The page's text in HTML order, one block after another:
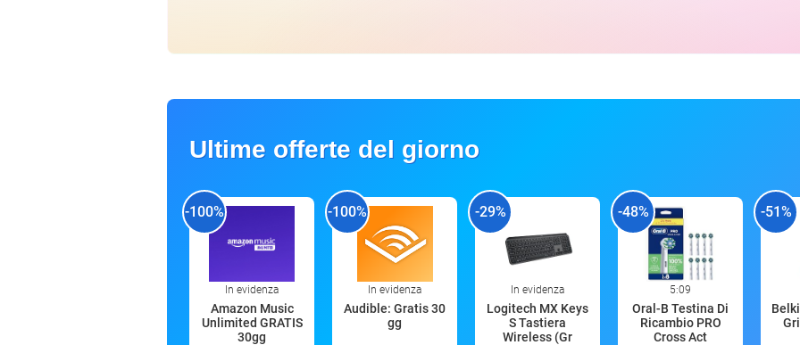
Ultime offerte del giorno
-100%
In evidenza
Amazon Music
Unlimited GRATIS
30gg
-100%
In evidenza
Audible: Gratis 30
gg
-29%
In evidenza
Logitech MX Keys
S Tastiera
Wireless (Gr
-48%
5:09
Oral-B Testina Di
Ricambio PRO
Cross Act
-51%